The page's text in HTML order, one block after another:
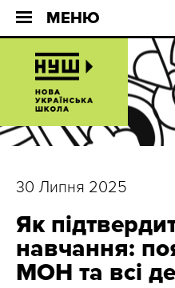
МЕНЮ
30 Липня 2025
Як
навчання:
МОН та всі